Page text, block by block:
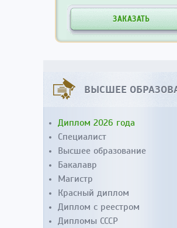
ЗАКАЗАТЬ
ВЫСШЕЕ
Диплом 2026 года
Специалист
Высшее образование
Бакалавр
Магистр
Красный диплом
Диплом с реестром
Дипломы СССР